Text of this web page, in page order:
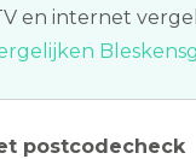
en internet
postcodecheck